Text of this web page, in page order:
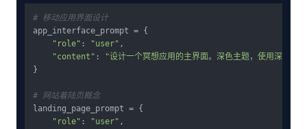
# 移动应用界面设计
app_interface_prompt = {
"role" : "user" ,
"content" :
"设计一个冥想应用的主界面。深色主题，使用深蓝色
}
# 网站着陆页概念
landing_page_prompt = {
"role" : "user" ,